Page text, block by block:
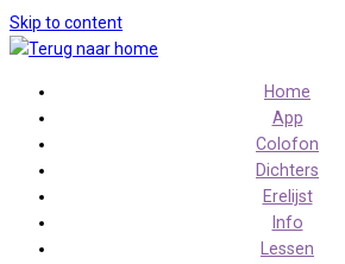
Skip to content
Home
App
Colofon
Dichters
Erelijst
Info
Lessen